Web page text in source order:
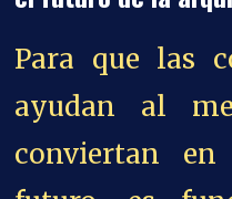
Para que las
ayudan al
conviertan